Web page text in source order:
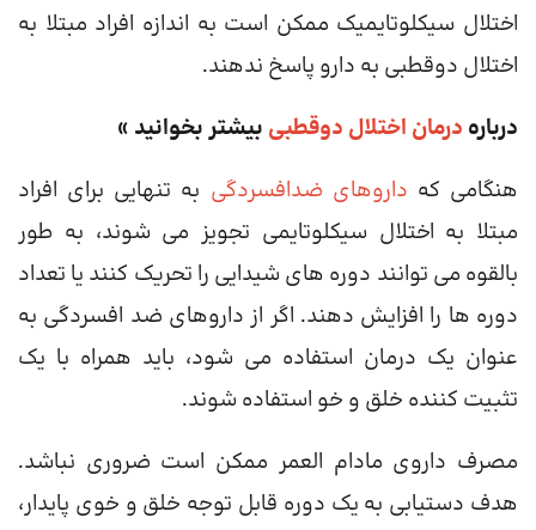
اختلال سیکلوتایمیک ممکن است به اندازه افراد مبتلا به
اختلال دوقطبی به دارو پاسخ ندهند.
درباره درمان اختلال دوقطبی بیشتر بخوانید »
هنگامی که داروهای ضدافسردگی به تنهایی برای افراد
مبتلا به اختلال سیکلوتایمی تجویز می شوند، به طور
بالقوه می توانند دوره های شیدایی را تحریک کنند یا تعداد
دوره ها را افزایش دهند. اگر از داروهای ضد افسردگی به
عنوان یک درمان استفاده می شود، باید همراه با یک
تثبیت کننده خلق و خو استفاده شوند.
مصرف داروی مادام العمر ممکن است ضروری نباشد.
هدف دستیابی به یک دوره قابل توجه خلق و خوی پایدار،